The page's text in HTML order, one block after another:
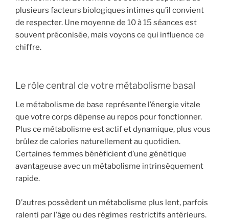
plusieurs facteurs biologiques intimes qu’il convient
de respecter. Une moyenne de 10 à 15 séances est
souvent préconisée, mais voyons ce qui influence ce
chiffre.
Le rôle central de votre métabolisme basal
Le métabolisme de base représente l’énergie vitale
que votre corps dépense au repos pour fonctionner.
Plus ce métabolisme est actif et dynamique, plus vous
brûlez de calories naturellement au quotidien.
Certaines femmes bénéficient d’une génétique
avantageuse avec un métabolisme intrinsèquement
rapide.
D’autres possèdent un métabolisme plus lent, parfois
ralenti par l’âge ou des régimes restrictifs antérieurs.